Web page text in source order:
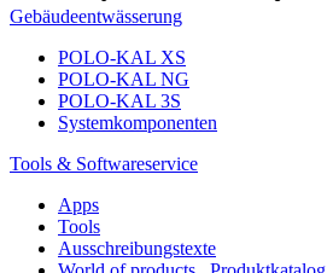
Gebäudeentwässerung
POLO-KAL XS
POLO-KAL NG
POLO-KAL 3S
Systemkomponenten
Tools & Softwareservice
Apps
Tools
Ausschreibungstexte